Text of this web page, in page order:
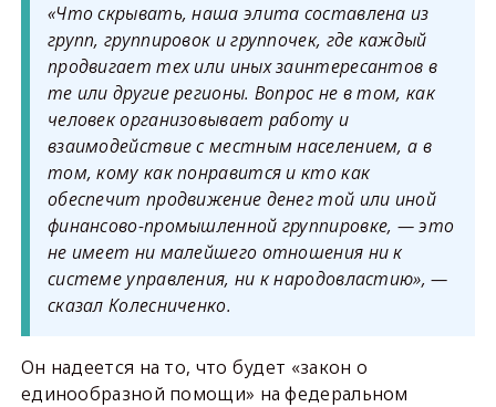
«Что скрывать, наша элита составлена из
групп, группировок и группочек, где каждый
продвигает тех или иных заинтересантов в
те или другие регионы. Вопрос не в том, как
человек организовывает работу и
взаимодействие с местным населением, а в
том, кому как понравится и кто как
обеспечит продвижение денег той или иной
финансово-промышленной группировке, — это
не имеет ни малейшего отношения ни к
системе управления, ни к народовластию», —
сказал Колесниченко.
Он надеется на то, что будет «закон о
единообразной помощи» на федеральном